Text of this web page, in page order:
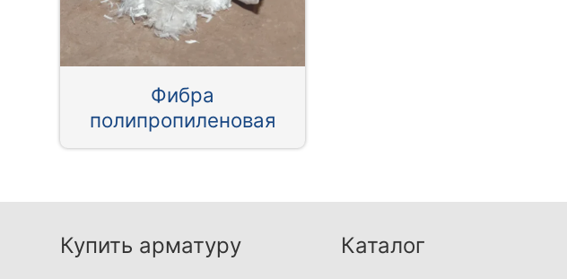
Фибра
полипропиленовая
Купить арматуру Каталог